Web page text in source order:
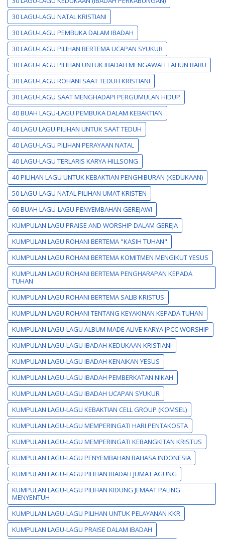
30 LAGU-LAGU NATAL KRISTIANI
30 LAGU-LAGU PEMBUKA DALAM IBADAH
30 LAGU-LAGU PILIHAN BERTEMA UCAPAN SYUKUR
30 LAGU-LAGU PILIHAN UNTUK IBADAH MENGAWALI TAHUN BARU
30 LAGU-LAGU ROHANI SAAT TEDUH KRISTIANI
30 LAGU-LAGU SAAT MENGHADAPI PERGUMULAN HIDUP
40 BUAH LAGU-LAGU PEMBUKA DALAM KEBAKTIAN
40 LAGU LAGU PILIHAN UNTUK SAAT TEDUH
40 LAGU-LAGU PILIHAN PERAYAAN NATAL
40 LAGU-LAGU TERLARIS KARYA HILLSONG
40 PILIHAN LAGU UNTUK KEBAKTIAN PENGHIBURAN (KEDUKAAN)
50 LAGU-LAGU NATAL PILIHAN UMAT KRISTEN
60 BUAH LAGU-LAGU PENYEMBAHAN GEREJAWI
KUMPULAN LAGU PRAISE AND WORSHIP DALAM GEREJA
KUMPULAN LAGU ROHANI BERTEMA "KASIH TUHAN"
KUMPULAN LAGU ROHANI BERTEMA KOMITMEN MENGIKUT YESUS
KUMPULAN LAGU ROHANI BERTEMA PENGHARAPAN KEPADA
TUHAN
KUMPULAN LAGU ROHANI BERTEMA SALIB KRISTUS
KUMPULAN LAGU ROHANI TENTANG KEYAKINAN KEPADA TUHAN
KUMPULAN LAGU-LAGU ALBUM MADE ALIVE KARYA JPCC WORSHIP
KUMPULAN LAGU-LAGU IBADAH KEDUKAAN KRISTIANI
KUMPULAN LAGU-LAGU IBADAH KENAIKAN YESUS
KUMPULAN LAGU-LAGU IBADAH PEMBERKATAN NIKAH
KUMPULAN LAGU-LAGU IBADAH UCAPAN SYUKUR
KUMPULAN LAGU-LAGU KEBAKTIAN CELL GROUP (KOMSEL)
KUMPULAN LAGU-LAGU MEMPERINGATI HARI PENTAKOSTA
KUMPULAN LAGU-LAGU MEMPERINGATI KEBANGKITAN KRISTUS
KUMPULAN LAGU-LAGU PENYEMBAHAN BAHASA INDONESIA
KUMPULAN LAGU-LAGU PILIHAN IBADAH JUMAT AGUNG
KUMPULAN LAGU-LAGU PILIHAN KIDUNG JEMAAT PALING
MENYENTUH
KUMPULAN LAGU-LAGU PILIHAN UNTUK PELAYANAN KKR
KUMPULAN LAGU-LAGU PRAISE DALAM IBADAH